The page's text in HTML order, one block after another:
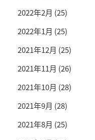
2022年2月 (25)
2022年1月 (25)
2021年12月 (25)
2021年11月 (26)
2021年10月 (28)
2021年9月 (28)
2021年8月 (25)